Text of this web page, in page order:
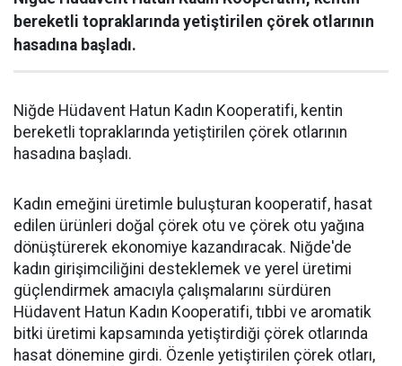
bereketli topraklarında yetiştirilen çörek otlarının
hasadına başladı.
Niğde Hüdavent Hatun Kadın Kooperatifi, kentin
bereketli topraklarında yetiştirilen çörek otlarının
hasadına başladı.
Kadın emeğini üretimle buluşturan kooperatif, hasat
edilen ürünleri doğal çörek otu ve çörek otu yağına
dönüştürerek ekonomiye kazandıracak. Niğde'de
kadın girişimciliğini desteklemek ve yerel üretimi
güçlendirmek amacıyla çalışmalarını sürdüren
Hüdavent Hatun Kadın Kooperatifi, tıbbi ve aromatik
bitki üretimi kapsamında yetiştirdiği çörek otlarında
hasat dönemine girdi. Özenle yetiştirilen çörek otları,